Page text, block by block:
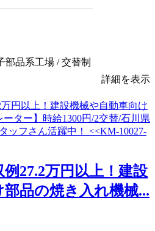
部品系工場 / 交替制
詳細を表示
例27.2万円以上！建設
品の焼き入れ機械...